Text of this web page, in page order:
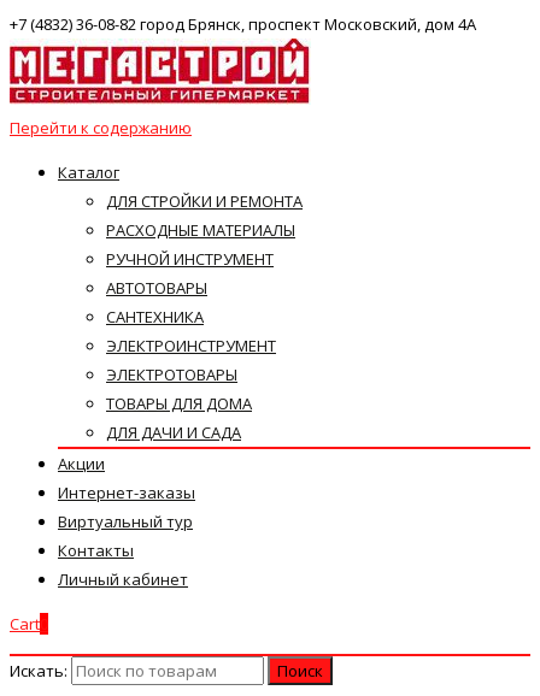
+7 (4832) 36-08-82 город Брянск, проспект Московский, дом 4А
Перейти к содержанию
Каталог
ДЛЯ СТРОЙКИ И РЕМОНТА
РАСХОДНЫЕ МАТЕРИАЛЫ
РУЧНОЙ ИНСТРУМЕНТ
АВТОТОВАРЫ
САНТЕХНИКА
ЭЛЕКТРОИНСТРУМЕНТ
ЭЛЕКТРОТОВАРЫ
ТОВАРЫ ДЛЯ ДОМА
ДЛЯ ДАЧИ И САДА
Акции
Интернет-заказы
Виртуальный тур
Контакты
Личный кабинет
Cart
Искать: